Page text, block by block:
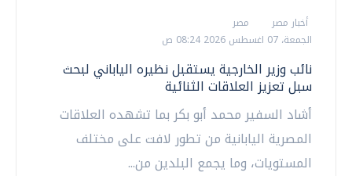
أخبار مصر
مصر
الجمعة، 07 اغسطس 2026 08:24 ص
نائب وزير الخارجية يستقبل نظيره الياباني لبحث
سبل تعزيز العلاقات الثنائية
أشاد السفير محمد أبو بكر بما تشهده العلاقات
المصرية اليابانية من تطور لافت على مختلف
المستويات، وما يجمع البلدين من...